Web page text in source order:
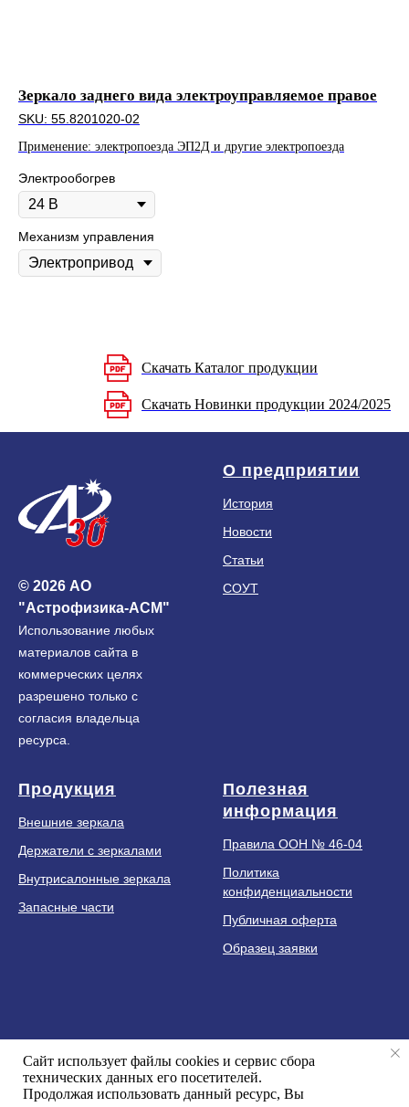
Сайт использует файлы cookies и сервис сбора
технических данных его посетителей.
Продолжая использовать данный ресурс, Вы
Зеркало заднего вида электроуправляемое правое
SKU: 55.8201020-02
Применение: электропоезда ЭП2Д и другие электропоезда
Электрообогрев
Механизм управления
Скачать Каталог продукции
Скачать Новинки продукции 2024/2025
© 2026 АО
"Астрофизика-АСМ"
Использование любых
материалов сайта в
коммерческих целях
разрешено только с
согласия владельца
ресурса.
О предприятии
История
Новости
Статьи
СОУТ
Продукция
Внешние зеркала
Держатели с зеркалами
Внутрисалонные зеркала
Запасные части
Полезная
информация
Правила ООН № 46-04
Политика
конфиденциальности
Публичная оферта
Образец заявки
astro-asm@yandex.ru
Москва, ул. Новопоселковая, дом 6, корпус 217